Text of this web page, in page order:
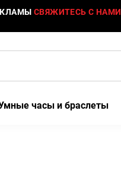
СВЯЖИТЕСЬ С НАМИ
часы и браслеты